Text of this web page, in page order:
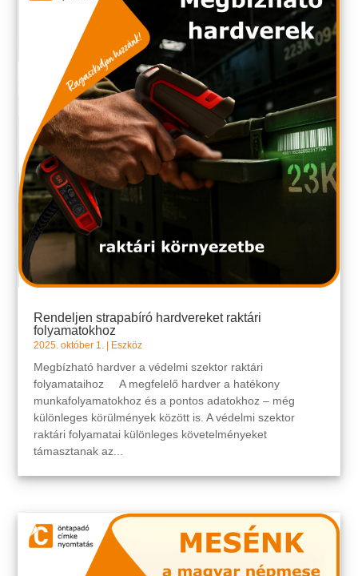
Rendeljen strapabíró hardvereket raktári
folyamatokhoz
2025. október 1. | Eszköz
Megbízható hardver a védelmi szektor raktári
folyamataihoz A megfelelő hardver a hatékony
munkafolyamatokhoz és a pontos adatokhoz – még
különleges körülmények között is. A védelmi szektor
raktári folyamatai különleges követelményeket
támasztanak az...